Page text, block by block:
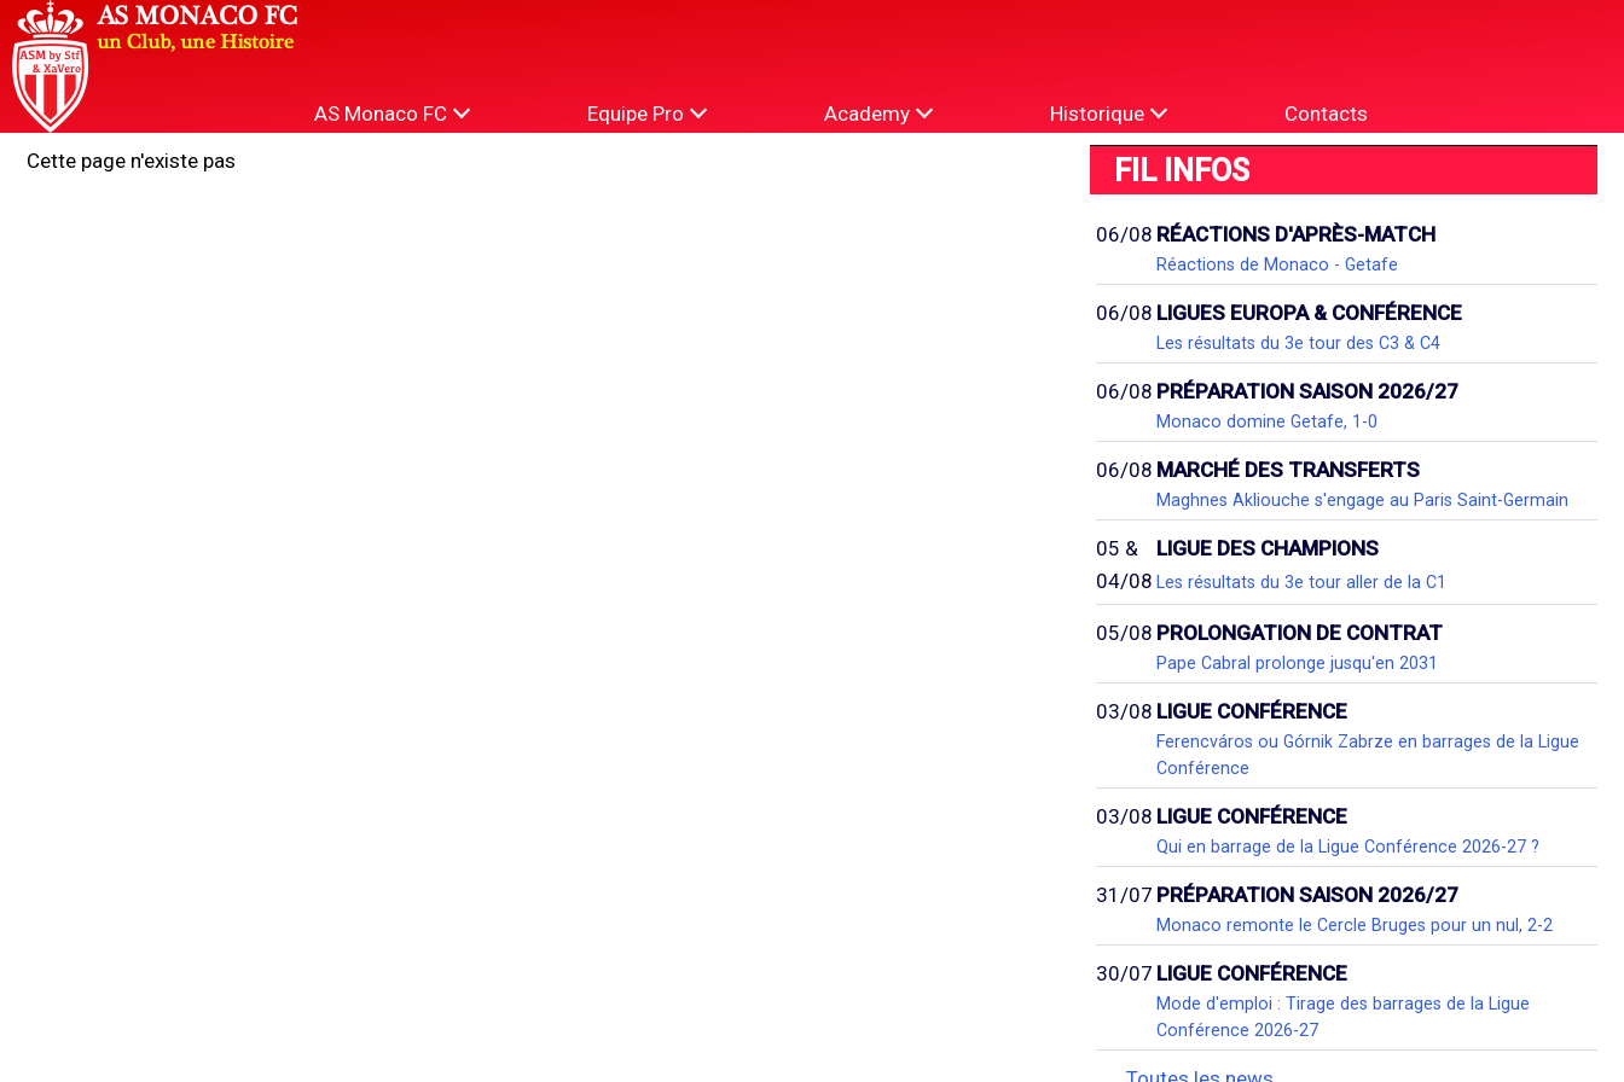
AS Monaco FC Equipe Pro Academy Historique
Contacts
Cette page n'existe pas
FIL INFOS
06/08 RÉACTIONS D'APRÈS-MATCH
Réactions de Monaco - Getafe
06/08 LIGUES EUROPA & CONFÉRENCE
Les résultats du 3e tour des C3 & C4
06/08 PRÉPARATION SAISON 2026/27
Monaco domine Getafe, 1-0
06/08 MARCHÉ DES TRANSFERTS
Maghnes Akliouche s'engage au Paris Saint-Germain
05 &
04/08
LIGUE DES CHAMPIONS
Les résultats du 3e tour aller de la C1
05/08 PROLONGATION DE CONTRAT
Pape Cabral prolonge jusqu'en 2031
03/08 LIGUE CONFÉRENCE
Ferencváros ou Górnik Zabrze en barrages de la Ligue
Conférence
03/08 LIGUE CONFÉRENCE
Qui en barrage de la Ligue Conférence 2026-27 ?
31/07 PRÉPARATION SAISON 2026/27
Monaco remonte le Cercle Bruges pour un nul, 2-2
30/07 LIGUE CONFÉRENCE
Mode d'emploi : Tirage des barrages de la Ligue
Conférence 2026-27